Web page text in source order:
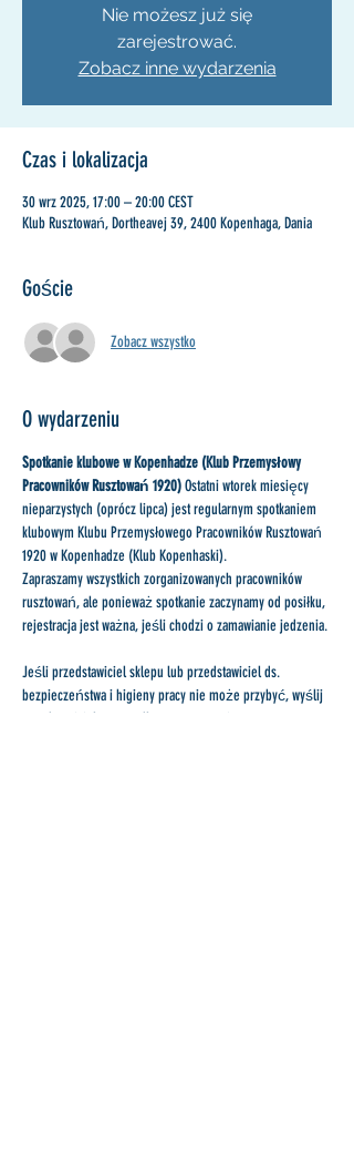
Nie możesz już się
zarejestrować.
Zobacz inne wydarzenia
Czas i lokalizacja
30 wrz 2025, 17:00 – 20:00 CEST
Klub Rusztowań, Dortheavej 39, 2400 Kopenhaga, Dania
Goście
Zobacz wszystko
O wydarzeniu
Spotkanie klubowe w Kopenhadze (Klub Przemysłowy
Pracowników Rusztowań 1920) Ostatni wtorek miesięcy
nieparzystych (oprócz lipca) jest regularnym spotkaniem
klubowym Klubu Przemysłowego Pracowników Rusztowań
1920 w Kopenhadze (Klub Kopenhaski).
Zapraszamy wszystkich zorganizowanych pracowników
rusztowań, ale ponieważ spotkanie zaczynamy od posiłku,
rejestracja jest ważna, jeśli chodzi o zamawianie jedzenia.
Jeśli przedstawiciel sklepu lub przedstawiciel ds.
bezpieczeństwa i higieny pracy nie może przybyć, wyślij
przedstawiciela z ośrodka społecznościowego.